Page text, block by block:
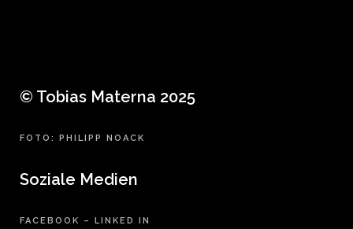
© Tobias Materna 2025
FOTO: PHILIPP NOACK
Soziale Medien
FACEBOOK – LINKED IN